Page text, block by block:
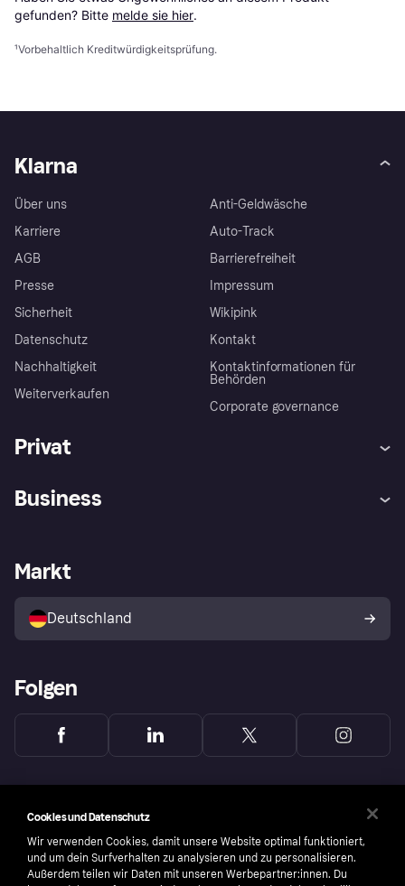
gefunden? Bitte melde sie hier.
¹Vorbehaltlich Kreditwürdigkeitsprüfung.
Klarna
Über uns
Karriere
AGB
Presse
Sicherheit
Datenschutz
Nachhaltigkeit
Weiterverkaufen
Anti-Geldwäsche
Auto-Track
Barrierefreiheit
Impressum
Wikipink
Kontakt
Kontaktinformationen für
Behörden
Corporate governance
Privat
Klarna App
Shops entdecken
Käuferschutzrichtlinie
Dein Widerrufsrecht
Business
Händlerportal
Markt
Deutschland
Folgen
Cookies und Datenschutz
Wir verwenden Cookies, damit unsere Website optimal funktioniert,
und um dein Surfverhalten zu analysieren und zu personalisieren.
Außerdem teilen wir Daten mit unseren Werbepartner:innen. Du